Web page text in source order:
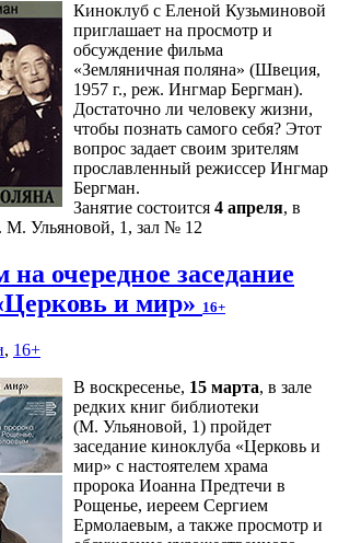
Киноклуб с Еленой Кузьминовой
приглашает на просмотр и
обсуждение фильма
«Земляничная поляна» (Швеция,
1957 г., реж. Ингмар Бергман).
Достаточно ли человеку жизни,
чтобы познать самого себя? Этот
вопрос задает своим зрителям
прославленный режиссер Ингмар
Бергман.
Занятие состоится 4 апреля, в
М. Ульяновой, 1, зал № 12
очередное заседание
и мир» 16+
, 16+
В воскресенье, 15 марта, в зале
редких книг библиотеки
(М. Ульяновой, 1) пройдет
заседание киноклуба «Церковь и
мир» с настоятелем храма
пророка Иоанна Предтечи в
Рощенье, иереем Сергием
Ермолаевым, а также просмотр и